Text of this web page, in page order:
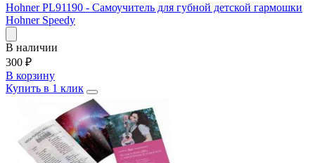
Hohner PL91190 - Самоучитель для губной детской гармошки
Hohner Speedy
В наличии
300 ₽
В корзину
Купить в 1 клик